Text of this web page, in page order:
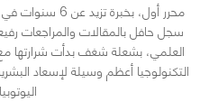
محرر أول، بخبرة
سجل حافل بالمقالات والمراجعات
التكنولوجيا أعظم وسيلة لإسعاد